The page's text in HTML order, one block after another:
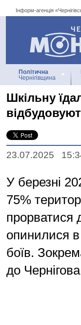
Інформ-агенція
Інформ-
Політична
Чернігівщина
Шкільну
23.07.2025
У березні
75%
прорватися
опинилися в
боїв.
до